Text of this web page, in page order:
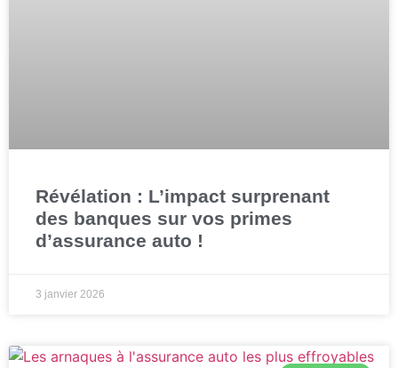
Révélation : L’impact surprenant
des banques sur vos primes
d’assurance auto !
3 janvier 2026